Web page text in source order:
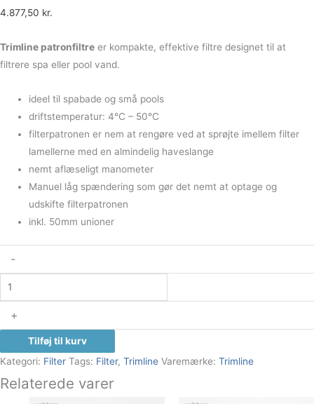
4.877,50 kr.
Trimline patronfiltre er kompakte, effektive filtre designet til at
filtrere spa eller pool vand.
ideel til spabade og små pools
driftstemperatur: 4°C – 50°C
filterpatronen er nem at rengøre ved at sprøjte imellem filter
lamellerne med en almindelig haveslange
nemt aflæseligt manometer
Manuel låg spændering som gør det nemt at optage og
udskifte filterpatronen
inkl. 50mm unioner
-
+
Tilføj til kurv
Kategori: Filter Tags: Filter, Trimline Varemærke: Trimline
Relaterede varer